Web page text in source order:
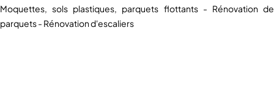
Moquettes, sols plastiques, parquets flottants - Rénovation de
parquets - Rénovation d'escaliers